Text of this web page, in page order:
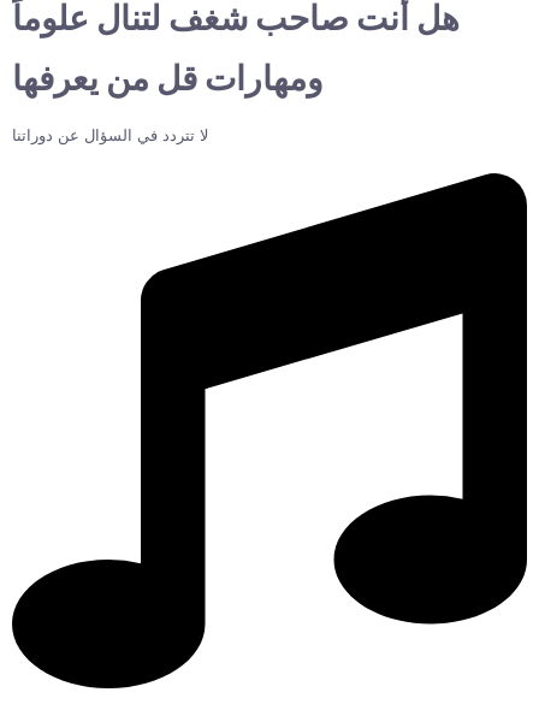
هل أنت صاحب شغف لتنال علوماً
ومهارات قل من يعرفها
لا تتردد في السؤال عن دوراتنا